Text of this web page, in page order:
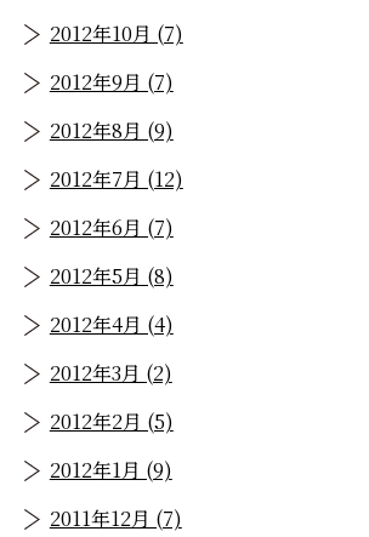
2012年10月 (7)
2012年9月 (7)
2012年8月 (9)
2012年7月 (12)
2012年6月 (7)
2012年5月 (8)
2012年4月 (4)
2012年3月 (2)
2012年2月 (5)
2012年1月 (9)
2011年12月 (7)